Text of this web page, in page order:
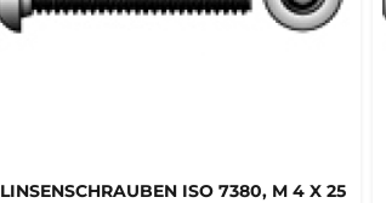
LINSENSCHRAUBEN ISO 7380, M 4 X 25